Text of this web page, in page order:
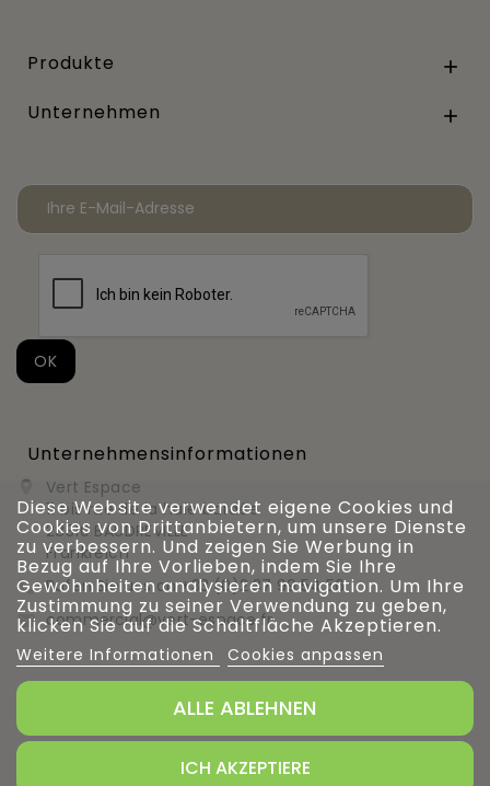
Produkte 
Unternehmen 
Unternehmensinformationen

Vert Espace
11 bis rue de la haie bardée
28310 BAUDREVILLE
Frankreich
 Rufen Sie uns an +33 (0)2 37 99 54 56
 commercial@vert-espace.fr
Diese Website verwendet eigene Cookies und
Cookies von Drittanbietern, um unsere Dienste
zu verbessern. Und zeigen Sie Werbung in
Bezug auf Ihre Vorlieben, indem Sie Ihre
Gewohnheiten analysieren navigation. Um Ihre
Zustimmung zu seiner Verwendung zu geben,
klicken Sie auf die Schaltfläche Akzeptieren.
Weitere Informationen Cookies anpassen
ALLE ABLEHNEN
ICH AKZEPTIERE